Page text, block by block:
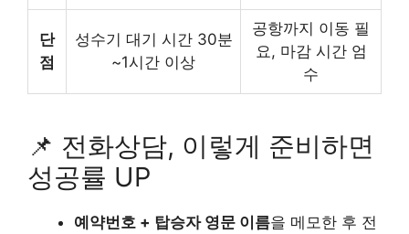
단
점
성수기 대기 시간 30분
~1시간 이상
공항까지 이동 필
요, 마감 시간 엄
수
📌 전화상담, 이렇게 준비하면
성공률 UP
예약번호 + 탑승자 영문 이름을 메모한 후 전